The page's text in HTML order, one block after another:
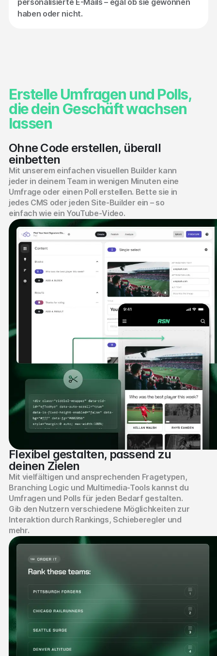
personalisierte E-Mails – egal ob sie gewonnen
haben oder nicht.
Erstelle Umfragen und Polls,
die dein Geschäft wachsen
lassen
Ohne Code erstellen, überall
einbetten
Mit unserem einfachen visuellen Builder kann
jeder in deinem Team in wenigen Minuten eine
Umfrage oder einen Poll erstellen. Bette sie in
jedes CMS oder jeden Site-Builder ein – so
einfach wie ein YouTube-Video.
Flexibel gestalten, passend zu
deinen Zielen
Mit vielfältigen und ansprechenden Fragetypen,
Branching Logic und Multimedia-Tools kannst du
Umfragen und Polls für jeden Bedarf gestalten.
Gib den Nutzern verschiedene Möglichkeiten zur
Interaktion durch Rankings, Schieberegler und
mehr.